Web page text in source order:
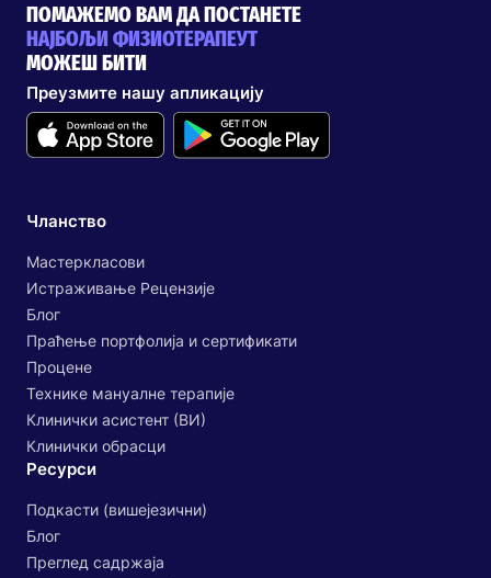
ПОМАЖЕМО ВАМ ДА ПОСТАНЕТЕ
НАЈБОЉИ ФИЗИОТЕРАПЕУТ
МОЖЕШ БИТИ
Преузмите нашу апликацију
Чланство
Мастеркласови
Истраживање Рецензије
Блог
Праћење портфолија и сертификати
Процене
Технике мануалне терапије
Клинички асистент (ВИ)
Клинички обрасци
Ресурси
Подкасти (вишејезични)
Блог
Преглед садржаја